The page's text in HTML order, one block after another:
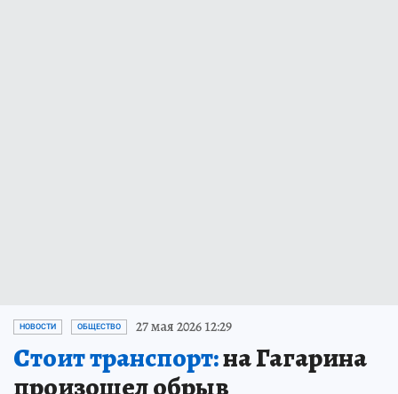
НОВОСТИ ОБЩЕСТВО 27 мая 2026 12:29
Стоит транспорт:на Гагарина